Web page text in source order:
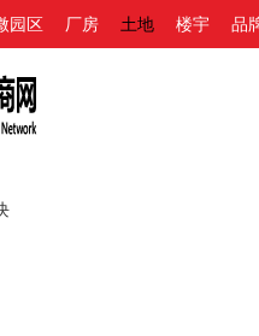
园区 厂房 土地 楼宇 品